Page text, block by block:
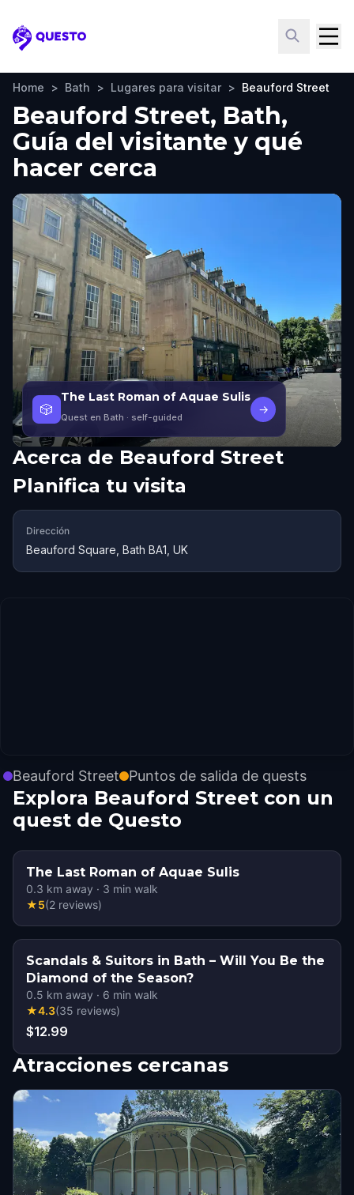
Questo
Home > Bath > Lugares para visitar > Beauford Street
Beauford Street, Bath,
Guía del visitante y qué
hacer cerca
🎲
The Last Roman of Aquae Sulis
Quest en Bath · self-guided
→
Acerca de Beauford Street
Planifica tu visita
Dirección
Beauford Square, Bath BA1, UK
Beauford Street Puntos de salida de quests
Explora Beauford Street con un
quest de Questo
The Last Roman of Aquae Sulis
0.3 km away · 3 min walk
★5(2 reviews)
Scandals & Suitors in Bath – Will You Be the
Diamond of the Season?
0.5 km away · 6 min walk
★4.3(35 reviews)
$12.99
Atracciones cercanas